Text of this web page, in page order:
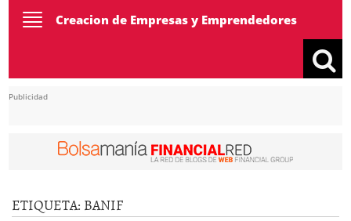
ToggleCreacion de Empresas y Emprendedores
Publicidad
ETIQUETA: BANIF